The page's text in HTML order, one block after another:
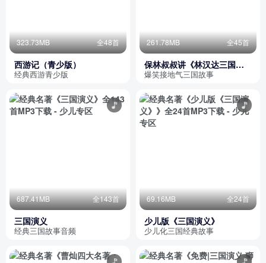
323.73MB 全48首
西游记（青少版）
经典西游青少版
261.78MB 全45首
保林叔叔讲《林汉达三国故
事》 | 三国演义 第一部
爆笑接地气三国故事
687.41MB 全143首
三国演义
经典三国故事音频
69.16MB 全24首
少儿版《三国演义》
少儿化三国经典故事